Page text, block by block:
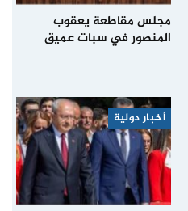
مجلس مقاطعة يعقوب
المنصور في سبات عميق
أخبار دولية